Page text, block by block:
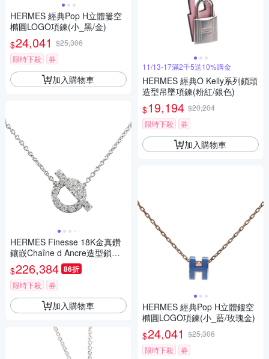
HERMES 經典Pop H立體簍空
橢圓LOGO項鍊(小_黑/金)
$24,041 $25,306
限時下殺
券
加入購物車
HERMES Finesse 18K金真鑽
鑲嵌Chaîne d Ancre造型鎖骨
項鍊
$226,384 86折
限時下殺 券
加入購物車
11/13-17滿2千5送10%購金
HERMES 經典O Kelly系列鎖頭
造型吊墜項鍊(粉紅/銀色)
$19,194 $20,204
限時下殺
券
加入購物車
HERMES 經典Pop H立體鏤空
橢圓LOGO項鍊(小_藍/玫瑰金)
$24,041 $25,306
限時下殺
券